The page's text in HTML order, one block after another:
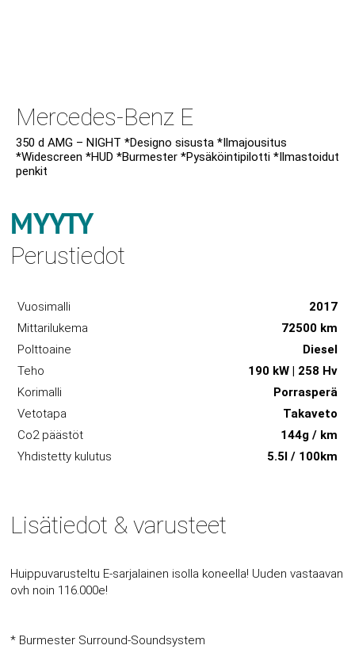
Mercedes-Benz E
350 d AMG – NIGHT *Designo sisusta *Ilmajousitus
*Widescreen *HUD *Burmester *Pysäköintipilotti *Ilmastoidut
penkit
MYYTY
Perustiedot
Vuosimalli
2017
Mittarilukema
72500 km
Polttoaine
Diesel
Teho
190 kW | 258 Hv
Korimalli
Porrasperä
Vetotapa
Takaveto
Co2 päästöt
144g / km
Yhdistetty kulutus
5.5l / 100km
Lisätiedot & varusteet
Huippuvarusteltu E-sarjalainen isolla koneella! Uuden vastaavan
ovh noin 116.000e!
* Burmester Surround-Soundsystem